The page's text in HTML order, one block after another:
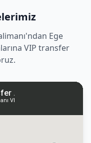
Ege
VIP transfer